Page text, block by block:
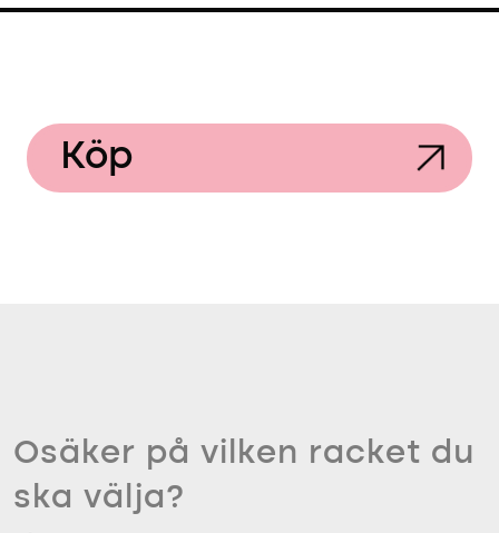
Köp
Osäker på vilken racket du
ska välja?